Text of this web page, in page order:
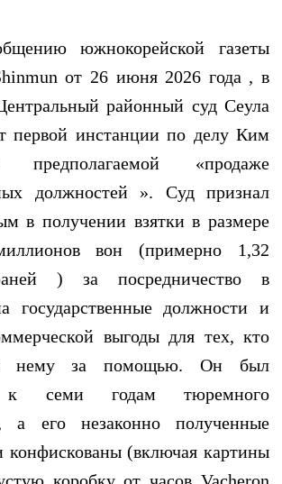
южнокорейской газеты
от 26 июня 2026 года , в
районный суд Сеула
первой инстанции по делу Ким
«продаже
должностей ». Суд признал
в получении взятки в размере
вон (примерно 1,32
) за посредничество в
государственные должности и
выгоды для тех, кто
нему за помощью. Он был
к семи годам тюремного
а его незаконно полученные
конфискованы (включая картины